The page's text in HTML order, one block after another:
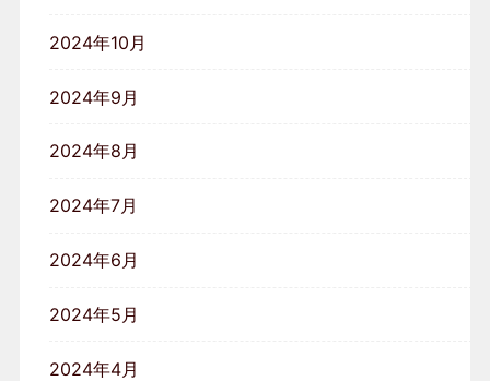
2024年10月
2024年9月
2024年8月
2024年7月
2024年6月
2024年5月
2024年4月